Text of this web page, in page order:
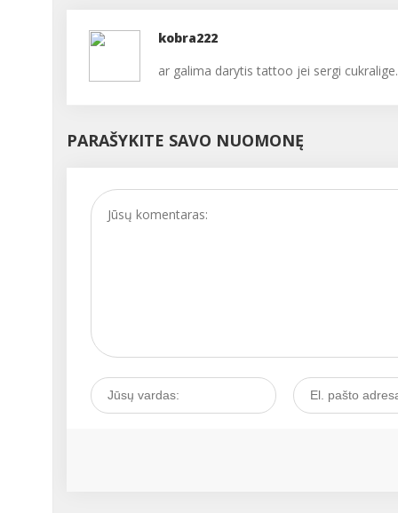
žmonėmis, įrodė
m. Australijoje
kobra222
ar galima darytis tattoo jei sergi cukralige.
PARAŠYKITE SAVO NUOMONĘ